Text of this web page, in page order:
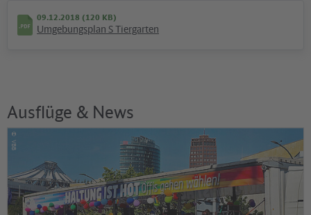
09.12.2018 (120 KB)
Umgebungsplan S Tiergarten
Ausflüge & News
©
VBB